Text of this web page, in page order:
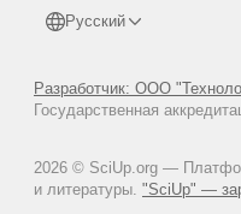
Русский
Разработчик: ООО
Государственная
2026 © SciUp.org —
и литературы. "SciUp" —